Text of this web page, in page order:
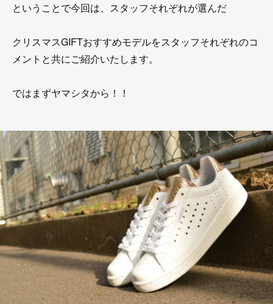
ということで今回は、スタッフそれぞれが選んだ
クリスマスGIFTおすすめモデルをスタッフそれぞれのコ
メントと共にご紹介いたします。
ではまずヤマシタから！！